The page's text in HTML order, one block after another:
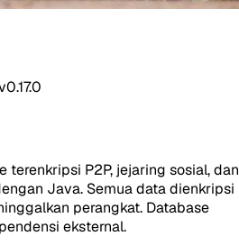
terenkripsi P2P, jejaring sosial, dan
Java. Semua data dienkripsi
perangkat. Database
eksternal.